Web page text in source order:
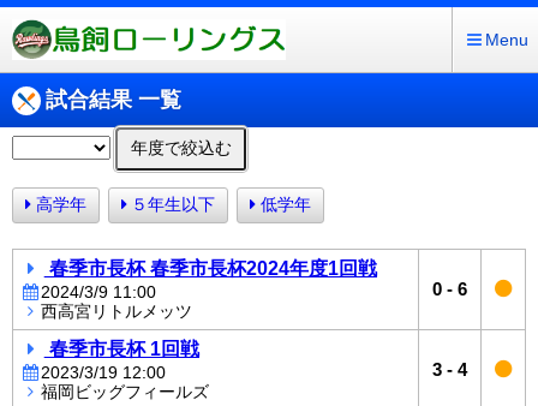
Menu
試合結果 一覧
年度で絞込む
高学年 ５年生以下 低学年
春季市長杯 春季市長杯2024年度1回戦
2024/3/9 11:00
西高宮リトルメッツ
0 - 6
春季市長杯 1回戦
2023/3/19 12:00
福岡ビッグフィールズ
3 - 4